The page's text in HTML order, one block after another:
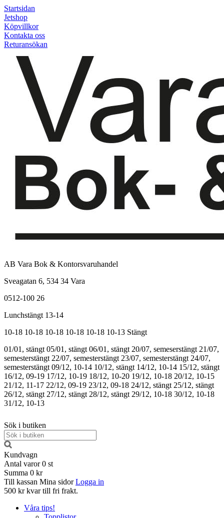
Startsidan
Jetshop
Köpvillkor
Kontakta oss
Returansökan
AB Vara Bok & Kontorsvaruhandel
Sveagatan 6, 534 34 Vara
0512-100 26
Lunchstängt 13-14
10-18 10-18 10-18 10-18 10-18 10-13 Stängt
01/01, stängt 05/01, stängt 06/01, stängt 20/07, semeserstängt 21/07,
semesterstängt 22/07, semesterstängt 23/07, semesterstängt 24/07,
semesterstängt 09/12, 10-14 10/12, stängt 14/12, 10-14 15/12, stängt
16/12, 09-19 17/12, 10-19 18/12, 10-20 19/12, 10-18 20/12, 10-15
21/12, 11-17 22/12, 09-19 23/12, 09-18 24/12, stängt 25/12, stängt
26/12, stängt 27/12, stängt 28/12, stängt 29/12, 10-18 30/12, 10-18
31/12, 10-13
Sök i butiken
Kundvagn
Antal varor 0 st
Summa 0 kr
Till kassan Mina sidor Logga in
500 kr kvar till fri frakt.
Våra tips!